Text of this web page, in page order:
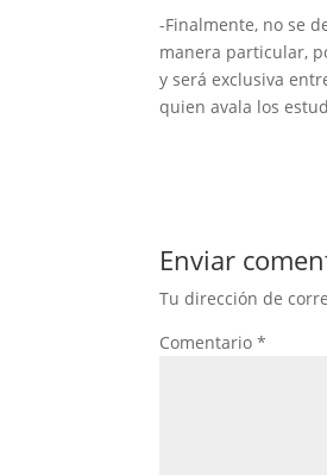
-Finalmente, no se
manera particular,
y será exclusiva
quien avala los
Enviar
Tu dirección de
Comentario*